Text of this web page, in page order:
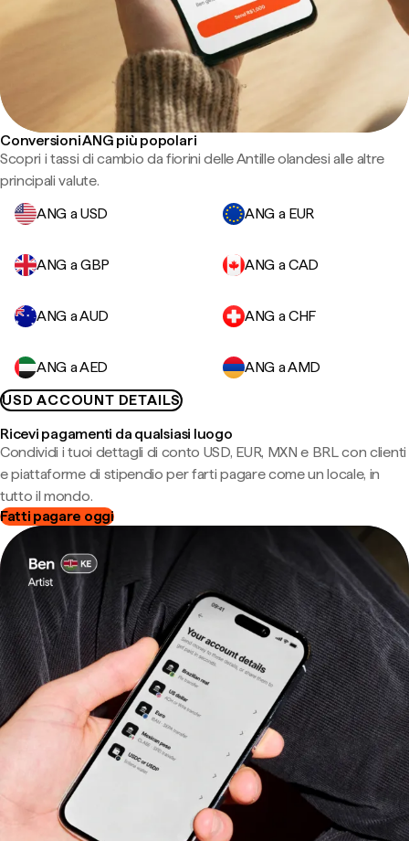
Conversioni ANG più popolari
Scopri i tassi di cambio da fiorini delle Antille olandesi alle altre
principali valute.
ANG a USD
ANG a EUR
ANG a GBP ANG a CAD
ANG a AUD ANG a CHF
ANG a AED
ANG a AMD
USD ACCOUNT DETAILS
Ricevi pagamenti da qualsiasi luogo
Condividi i tuoi dettagli di conto USD, EUR, MXN e BRL con clienti
e piattaforme di stipendio per farti pagare come un locale, in
tutto il mondo.
Fatti pagare oggi